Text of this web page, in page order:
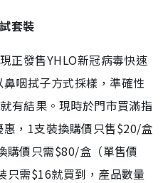
套裝
正發售YHLO新冠病毒快速
咽拭子方式採樣，準確性
有結果。現時於門市買滿指
，1支裝換購價只售$20/盒
購價只需$80/盒（單售價
只需$16就買到，產品數量